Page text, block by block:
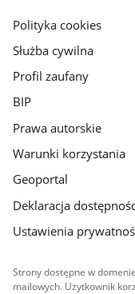
gov.pl
Polityka cookies
Służba cywilna
Profil zaufany
BIP
Prawa autorskie
Warunki korzystania
Geoportal
Deklaracja
Ustawienia
Strony dostępne w
mailowych. Użytkownik